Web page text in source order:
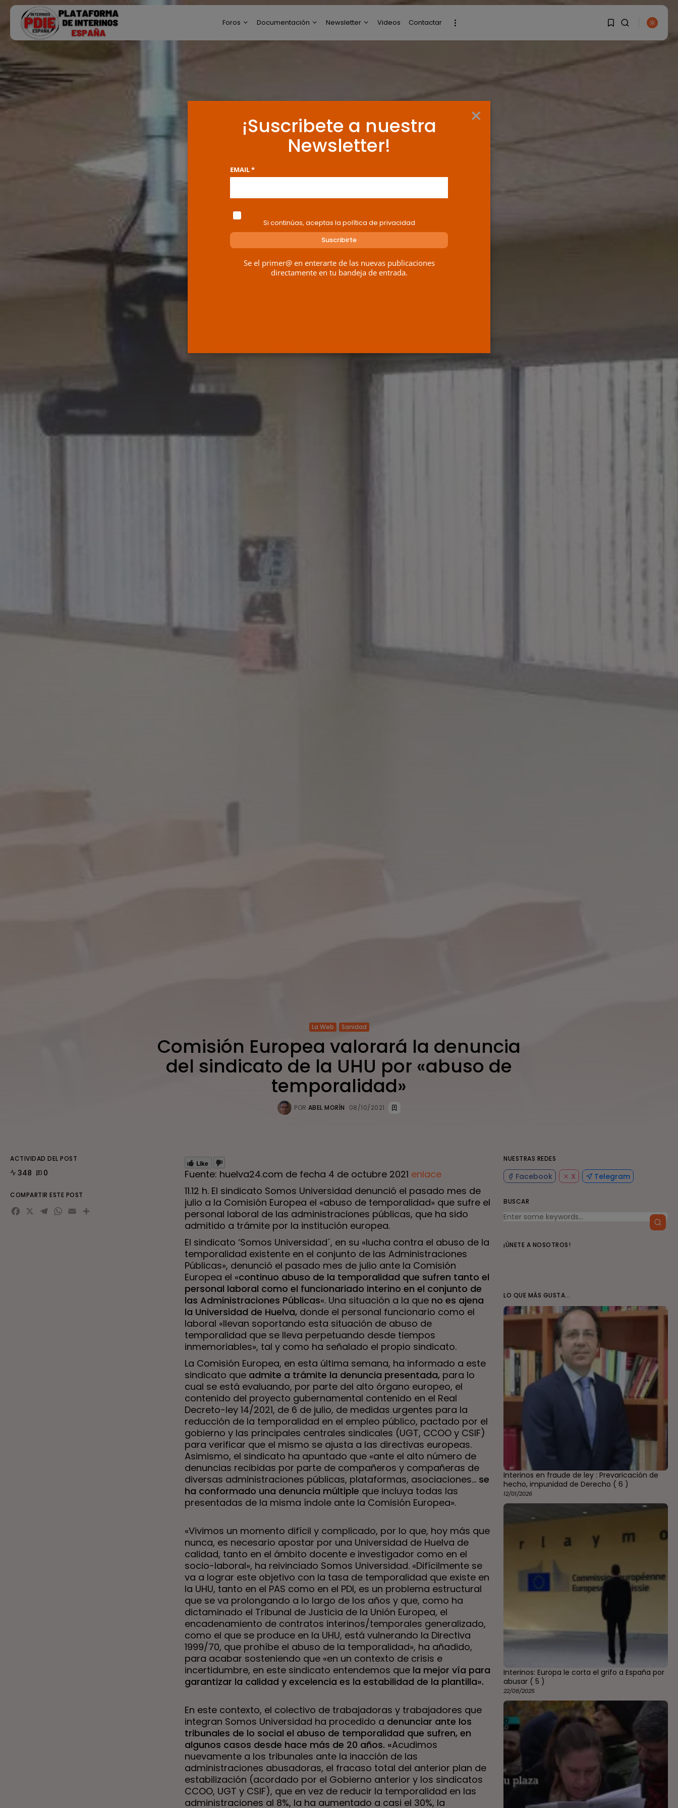
Foros
Encuestas
Documentación Newsletter Videos Contactar
Search
for:
La Web Sanidad
Comisión Europea valorará la denuncia
del sindicato de la UHU por «abuso de
temporalidad»
POR ABEL MORÍN 08/10/2021
NUESTRAS REDES
Facebook X Telegram
BUSCAR
¡ÚNETE A NOSOTROS!
LO QUE MÁS GUSTA...
Interinos en fraude de ley : Prevaricación de
hecho, impunidad de Derecho ( 6 )
12/01/2026
Interinos: Europa le corta el grifo a España por
abusar ( 5 )
22/08/2025
Like
Fuente: huelva24.com de fecha 4 de octubre 2021 enlace
11.12 h. El sindicato Somos Universidad denunció el pasado mes de
julio a la Comisión Europea el «abuso de temporalidad» que sufre el
personal laboral de las administraciones públicas, que ha sido
admitido a trámite por la institución europea.
El sindicato ‘Somos Universidad´, en su «lucha contra el abuso de la
temporalidad existente en el conjunto de las Administraciones
Públicas», denunció el pasado mes de julio ante la Comisión
Europea el «continuo abuso de la temporalidad que sufren tanto el
personal laboral como el funcionariado interino en el conjunto de
las Administraciones Públicas«. Una situación a la que no es ajena
la Universidad de Huelva, donde el personal funcionario como el
laboral «llevan soportando esta situación de abuso de
temporalidad que se lleva perpetuando desde tiempos
inmemoriables», tal y como ha señalado el propio sindicato.
La Comisión Europea, en esta última semana, ha informado a este
sindicato que admite a trámite la denuncia presentada, para lo
cual se está evaluando, por parte del alto órgano europeo, el
contenido del proyecto gubernamental contenido en el Real
Decreto-ley 14/2021, de 6 de julio, de medidas urgentes para la
reducción de la temporalidad en el empleo público, pactado por el
gobierno y las principales centrales sindicales (UGT, CCOO y CSIF)
para verificar que el mismo se ajusta a las directivas europeas.
Asimismo, el sindicato ha apuntado que «ante el alto número de
denuncias recibidas por parte de compañeros y compañeras de
diversas administraciones públicas, plataformas, asociaciones… se
ha conformado una denuncia múltiple que incluya todas las
presentadas de la misma índole ante la Comisión Europea».
«Vivimos un momento difícil y complicado, por lo que, hoy más que
nunca, es necesario apostar por una Universidad de Huelva de
calidad, tanto en el ámbito docente e investigador como en el
socio-laboral», ha reivinciado Somos Universidad. «Difícilmente se
va a lograr este objetivo con la tasa de temporalidad que existe en
la UHU, tanto en el PAS como en el PDI, es un problema estructural
que se va prolongando a lo largo de los años y que, como ha
dictaminado el Tribunal de Justicia de la Unión Europea, el
encadenamiento de contratos interinos/temporales generalizado,
como el que se produce en la UHU, está vulnerando la Directiva
1999/70, que prohíbe el abuso de la temporalidad», ha añadido,
para acabar sosteniendo que «en un contexto de crisis e
incertidumbre, en este sindicato entendemos que la mejor vía para
garantizar la calidad y excelencia es la estabilidad de la plantilla».
En este contexto, el colectivo de trabajadoras y trabajadores que
integran Somos Universidad ha procedido a denunciar ante los
tribunales de lo social el abuso de temporalidad que sufren, en
algunos casos desde hace más de 20 años. «Acudimos
nuevamente a los tribunales ante la inacción de las
administraciones abusadoras, el fracaso total del anterior plan de
estabilización (acordado por el Gobierno anterior y los sindicatos
CCOO, UGT y CSIF), que en vez de reducir la temporalidad en las
administraciones al 8%, la ha aumentado a casi el 30%, la
ACTIVIDAD DEL POST
348 0
COMPARTIR ESTE POST
Facebook
X Telegram
WhatsApp
EmailCompartir
×
¡Suscribete a nuestra
Newsletter!
EMAIL *
Si continúas, aceptas la política de privacidad
Se el primer@ en enterarte de las nuevas publicaciones
directamente en tu bandeja de entrada.